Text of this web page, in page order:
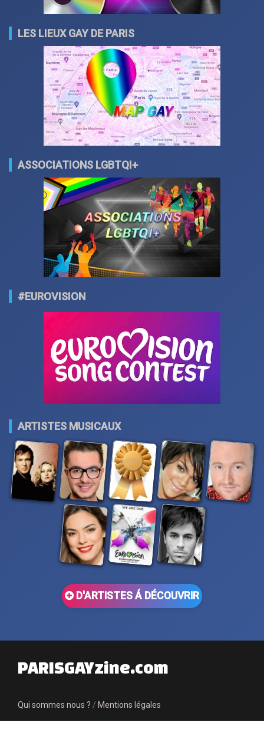
LES LIEUX GAY DE PARIS
ASSOCIATIONS LGBTQI+
#EUROVISION
ARTISTES MUSICAUX
D'ARTISTES Á DÉCOUVRIR
PARISGAYzine.com
Qui sommes nous ? / Mentions légales